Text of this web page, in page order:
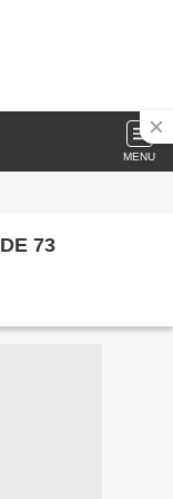
MENU
73